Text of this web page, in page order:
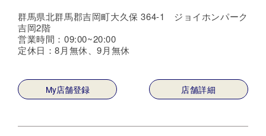
群馬県北群馬郡吉岡町大久保 364-1 ジョイホンパーク
吉岡2階
営業時間：09:00~20:00
定休日：8月無休、9月無休
My店舗登録 店舗詳細